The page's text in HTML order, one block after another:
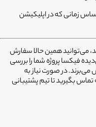
زمانی که در اپلیکیشن
می‌توانید همین حالا سفارش
فیکسا پروژه شما را بررسی
می‌برند. در صورت نیاز به
تماس بگیرید تا تیم پشتیبانی